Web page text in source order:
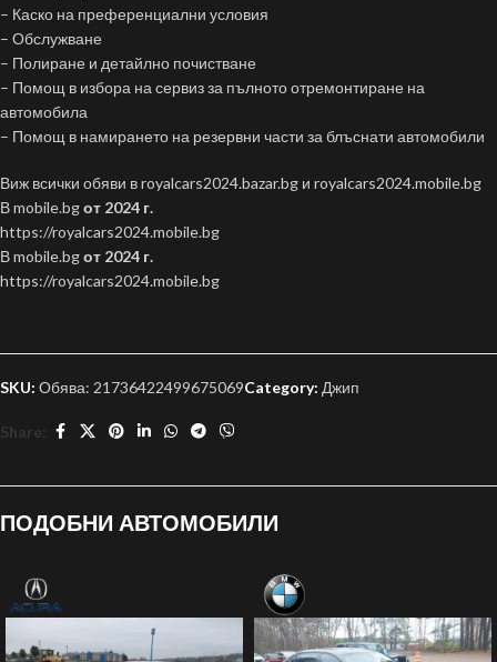
– Каско на преференциални условия
– Обслужване
– Полиране и детайлно почистване
– Помощ в избора на сервиз за пълното отремонтиране на
автомобила
– Помощ в намирането на резервни части за блъснати автомобили
Виж всички обяви в royalcars2024.bazar.bg и royalcars2024.mobile.bg
В mobile.bgот 2024 г.
https://royalcars2024.mobile.bg
В mobile.bgот 2024 г.
https://royalcars2024.mobile.bg
SKU: Обява: 21736422499675069Category: Джип
Share:
ПОДОБНИ АВТОМОБИЛИ